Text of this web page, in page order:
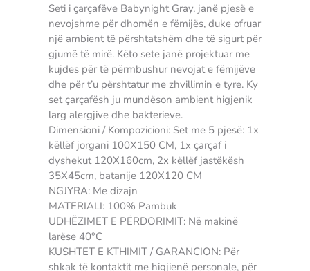
Seti i çarçafëve Babynight Gray, janë pjesë e
nevojshme për dhomën e fëmijës, duke ofruar
një ambient të përshtatshëm dhe të sigurt për
gjumë të mirë. Këto sete janë projektuar me
kujdes për të përmbushur nevojat e fëmijëve
dhe për t’u përshtatur me zhvillimin e tyre. Ky
set çarçafësh ju mundëson ambient higjenik
larg alergjive dhe bakterieve.
Dimensioni / Kompozicioni: Set me 5 pjesë: 1x
këllëf jorgani 100X150 CM, 1x çarçaf i
dyshekut 120X160cm, 2x këllëf jastëkësh
35X45cm, batanije 120X120 CM
NGJYRA: Me dizajn
MATERIALI: 100% Pambuk
UDHËZIMET E PËRDORIMIT: Në makinë
larëse 40°C
KUSHTET E KTHIMIT / GARANCION: Për
shkak të kontaktit me higjienë personale, për